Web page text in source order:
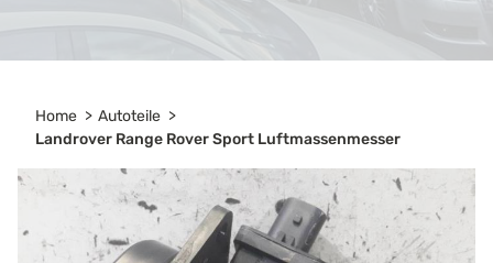
Home
Autoteile
Landrover Range Rover Sport Luftmassenmesser